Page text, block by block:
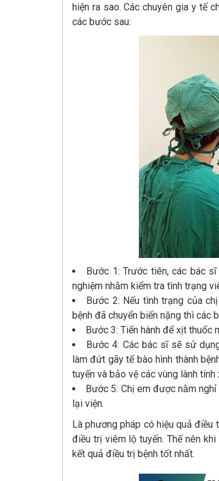
hiện ra sao. Các chuyên gia y tế
các bước sau:
Bước 1: Trước tiên, các bác
nghiệm nhằm kiểm tra tình trạng
Bước 2: Nếu tình trạng của
bệnh đã chuyển biến nặng thì
Bước 3: Tiến hành để xịt
Bước 4: Các bác sĩ sẽ sử
làm đứt gãy tế bào hình thành
tuyến và bảo vệ các vùng lành tính
Bước 5: Chị em được nằm
lại viện.
Là phương pháp có hiệu quả
điều trị viêm lộ tuyến. Thế nên
kết quả điều trị bệnh tốt nhất.